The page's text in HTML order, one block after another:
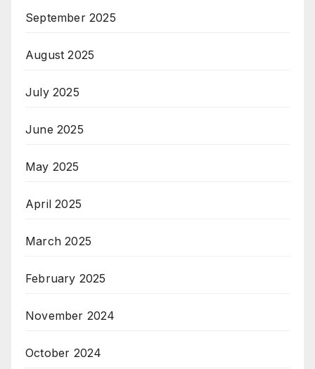
September 2025
August 2025
July 2025
June 2025
May 2025
April 2025
March 2025
February 2025
November 2024
October 2024